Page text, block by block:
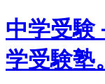
中学受験
学受験塾